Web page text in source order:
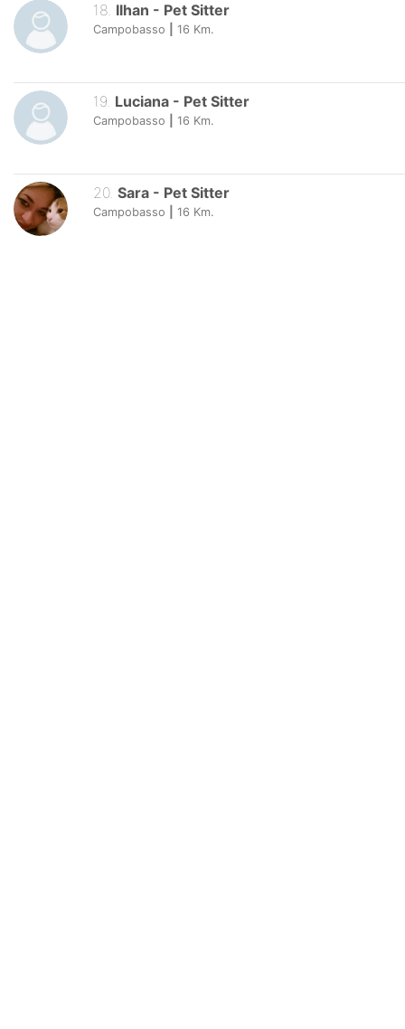
18. Ilhan - Pet Sitter
Campobasso 16 Km.
19. Luciana - Pet Sitter
Campobasso 16 Km.
20. Sara - Pet Sitter
Campobasso 16 Km.